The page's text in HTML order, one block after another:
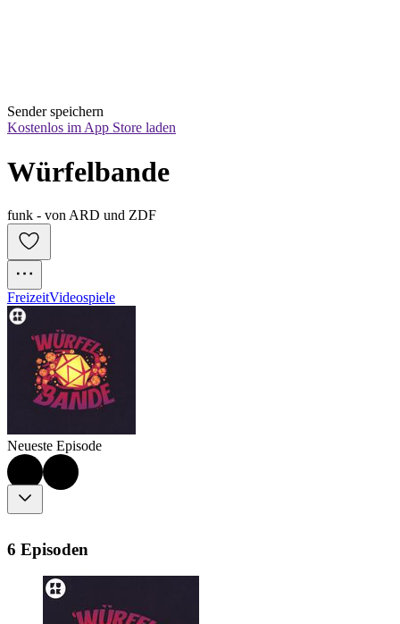
Sender speichern
Kostenlos im App Store laden
Würfelbande
funk - von ARD und ZDF
FreizeitVideospiele
Neueste Episode
6 Episoden